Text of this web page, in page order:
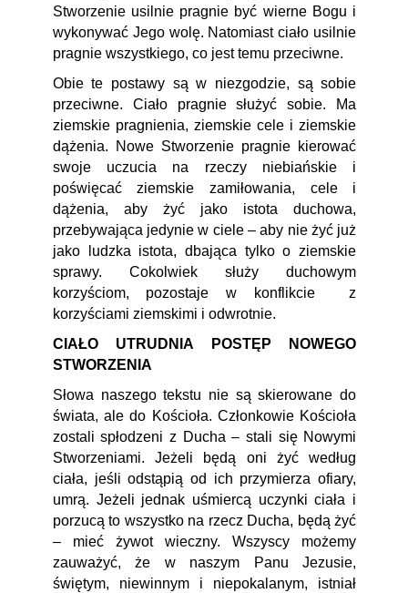
Stworzenie usilnie pragnie być wierne Bogu i
wykonywać Jego wolę. Natomiast ciało usilnie
pragnie wszystkiego, co jest temu przeciwne.
Obie te postawy są w niezgodzie, są sobie
przeciwne. Ciało pragnie służyć sobie. Ma
ziemskie pragnienia, ziemskie cele i ziemskie
dążenia. Nowe Stworzenie pragnie kierować
swoje uczucia na rzeczy niebiańskie i
poświęcać ziemskie zamiłowania, cele i
dążenia, aby żyć jako istota duchowa,
przebywająca jedynie w ciele – aby nie żyć już
jako ludzka istota, dbająca tylko o ziemskie
sprawy. Cokolwiek służy duchowym
korzyściom, pozostaje w konflikcie z
korzyściami ziemskimi i odwrotnie.
CIAŁO UTRUDNIA POSTĘP NOWEGO
STWORZENIA
Słowa naszego tekstu nie są skierowane do
świata, ale do Kościoła. Członkowie Kościoła
zostali spłodzeni z Ducha – stali się Nowymi
Stworzeniami. Jeżeli będą oni żyć według
ciała, jeśli odstąpią od ich przymierza ofiary,
umrą. Jeżeli jednak uśmiercą uczynki ciała i
porzucą to wszystko na rzecz Ducha, będą żyć
– mieć żywot wieczny. Wszyscy możemy
zauważyć, że w naszym Panu Jezusie,
świętym, niewinnym i niepokalanym, istniał